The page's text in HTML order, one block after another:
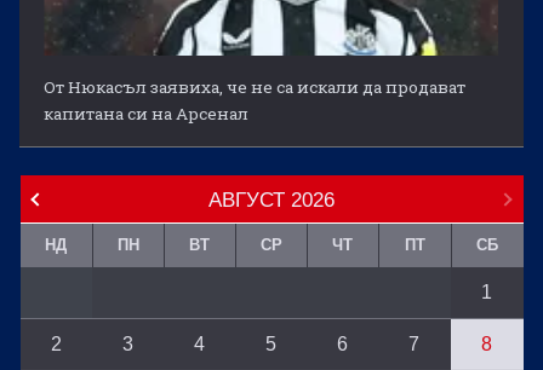
От Нюкасъл заявиха, че не са искали да продават
капитана си на Арсенал
АВГУСТ 2026
НД ПН ВТ СР ЧТ ПТ СБ
1
2 3 4 5 6 7 8